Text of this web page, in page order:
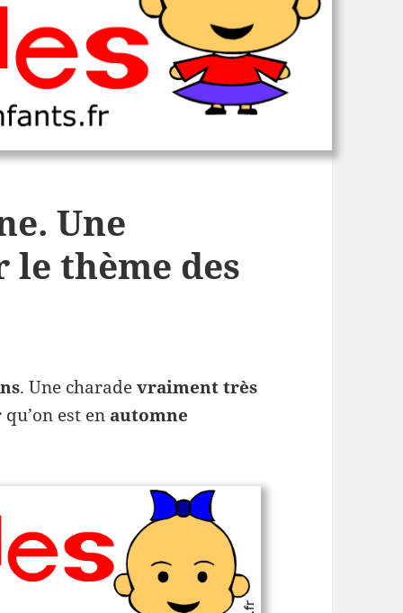
Une
thème des
. Une charadevraiment très
est en automne